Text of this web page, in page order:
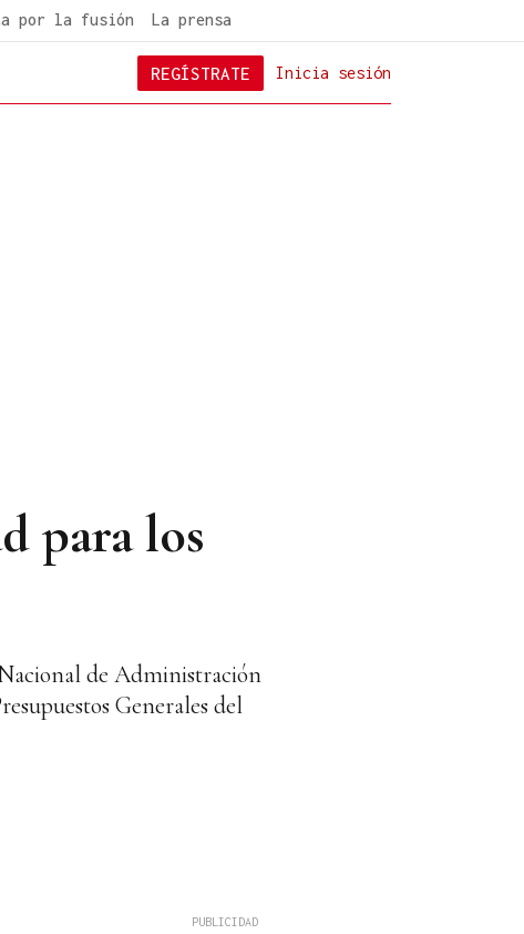
por la fusión La prensa
Inicia sesión
REGÍSTRATE
para los
de Administración
Generales del